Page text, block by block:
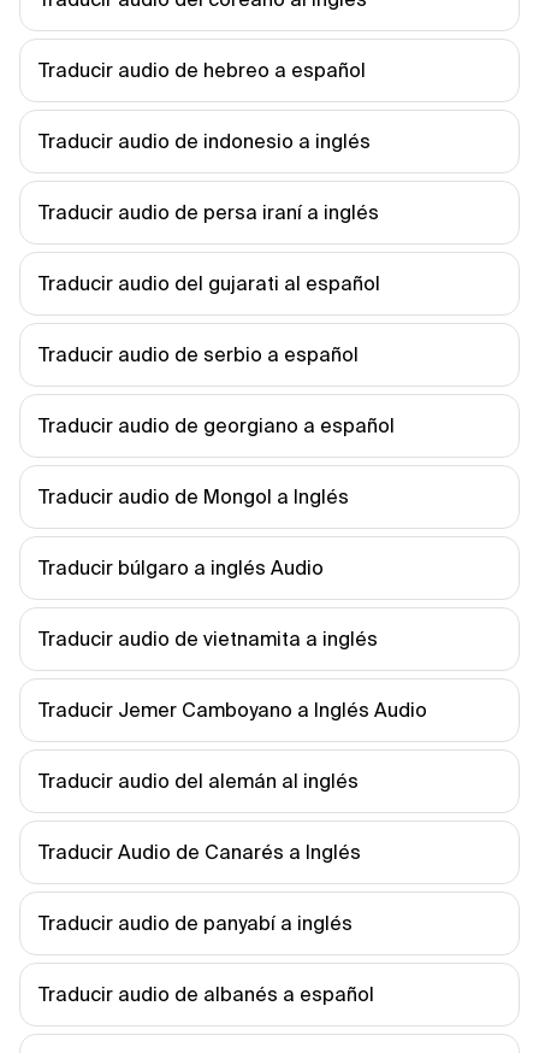
Traducir audio de hebreo a español
Traducir audio de indonesio a inglés
Traducir audio de persa iraní a inglés
Traducir audio del gujarati al español
Traducir audio de serbio a español
Traducir audio de georgiano a español
Traducir audio de Mongol a Inglés
Traducir búlgaro a inglés Audio
Traducir audio de vietnamita a inglés
Traducir Jemer Camboyano a Inglés Audio
Traducir audio del alemán al inglés
Traducir Audio de Canarés a Inglés
Traducir audio de panyabí a inglés
Traducir audio de albanés a español